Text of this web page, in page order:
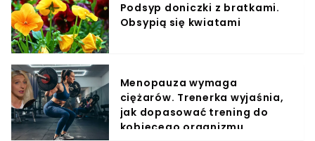
Podsyp doniczki z bratkami.
Obsypią się kwiatami
Menopauza wymaga
ciężarów. Trenerka wyjaśnia,
jak dopasować trening do
kobiecego organizmu